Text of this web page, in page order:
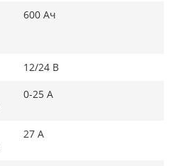
600 Ач
12/24 В
0-25 А
27 А